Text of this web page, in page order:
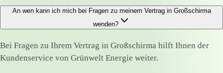
An wen kann ich mich bei Fragen zu meinem Vertrag in Großschirma
wenden?
Bei Fragen zu Ihrem Vertrag in Großschirma hilft Ihnen der
Kundenservice von Grünwelt Energie weiter.